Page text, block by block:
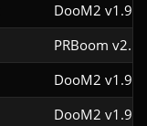
DooM2 v1.9f
PRBoom
DooM2 v1.9f
DooM2 v1.9f